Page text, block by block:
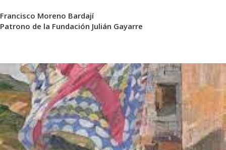
Francisco Moreno Bardají
Patrono de la Fundación Julián Gayarre